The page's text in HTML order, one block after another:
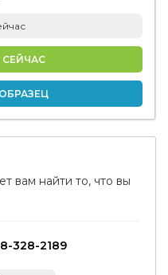
вам найти то, что вы
328-2189